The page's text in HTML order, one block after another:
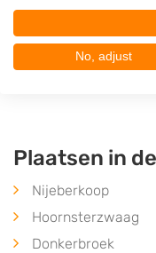
Plaatsen in
Nijeberkoop
Hoornsterzwaag
Donkerbroek
No, adjust